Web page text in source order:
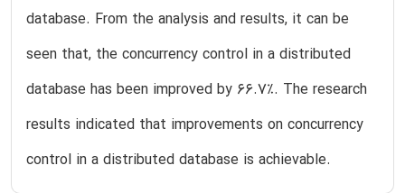
database. From the analysis and results, it can be
seen that, the concurrency control in a distributed
database has been improved by 66.7%. The research
results indicated that improvements on concurrency
control in a distributed database is achievable.